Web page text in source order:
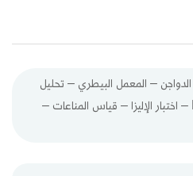
– المعمل البيطري – تحليل
الأعلاف – اختبار PCR – اختبار الإليزا – قياس المناعات –